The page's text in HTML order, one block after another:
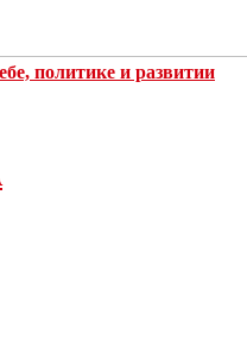
политике и развитии